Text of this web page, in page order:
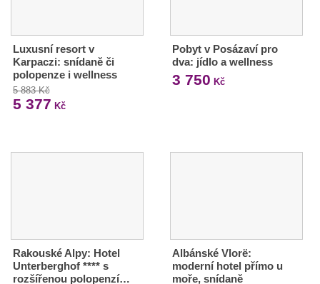
Luxusní resort v
Karpaczi: snídaně či
polopenze i wellness
5 883 Kč
5 377 Kč
Pobyt v Posázaví pro
dva: jídlo a wellness
3 750 Kč
Rakouské Alpy: Hotel
Unterberghof **** s
rozšířenou polopenzí…
Albánské Vlorë:
moderní hotel přímo u
moře, snídaně